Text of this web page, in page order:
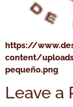
https://
content/
pequeño.png
Leave a